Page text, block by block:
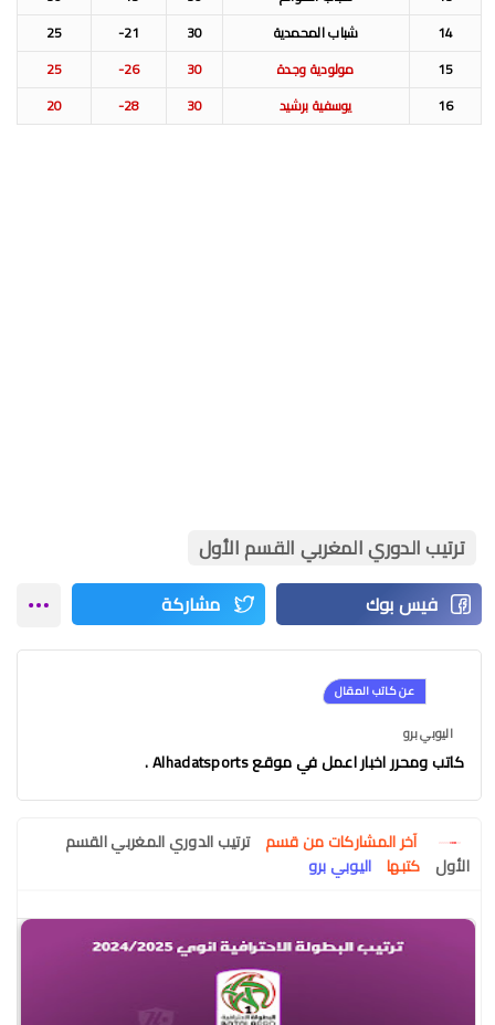
14
شباب المحمدية 30
21-
25
15
مولودية وجدة 30
26-
25
16
يوسفية برشيد 30
28-
20
ترتيب الدوري المغربي القسم الأول
عن كاتب المقال
اليوبي برو
كاتب ومحرر اخبار اعمل في موقع Alhadatsports .
آخر المشاركات من قسم ترتيب الدوري المغربي القسم
الأول كتبها اليوبي برو